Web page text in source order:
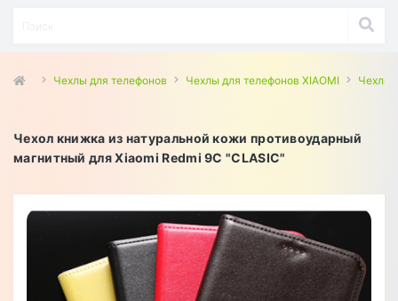
Чехлы для телефонов Чехлы для телефонов XIAOMI Чехлы
Чехол книжка из натуральной кожи противоударный
магнитный для Xiaomi Redmi 9C "CLASIC"